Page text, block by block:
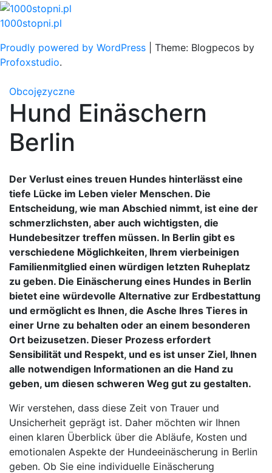
Skip
to
1000stopni.pl
Proudly powered by WordPress
Theme: Blogpecos by
Profoxstudio.
Obcojęzyczne
Hund Einäschern
Berlin
Der Verlust eines treuen Hundes hinterlässt eine
tiefe Lücke im Leben vieler Menschen. Die
Entscheidung, wie man Abschied nimmt, ist eine der
schmerzlichsten, aber auch wichtigsten, die
Hundebesitzer treffen müssen. In Berlin gibt es
verschiedene Möglichkeiten, Ihrem vierbeinigen
Familienmitglied einen würdigen letzten Ruheplatz
zu geben. Die Einäscherung eines Hundes in Berlin
bietet eine würdevolle Alternative zur Erdbestattung
und ermöglicht es Ihnen, die Asche Ihres Tieres in
einer Urne zu behalten oder an einem besonderen
Ort beizusetzen. Dieser Prozess erfordert
Sensibilität und Respekt, und es ist unser Ziel, Ihnen
alle notwendigen Informationen an die Hand zu
geben, um diesen schweren Weg gut zu gestalten.
Wir verstehen, dass diese Zeit von Trauer und
Unsicherheit geprägt ist. Daher möchten wir Ihnen
einen klaren Überblick über die Abläufe, Kosten und
emotionalen Aspekte der Hundeeinäscherung in Berlin
geben. Ob Sie eine individuelle Einäscherung